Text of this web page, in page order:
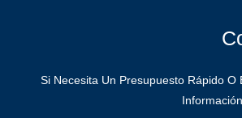
Si Necesita Un Presupuesto Rápido